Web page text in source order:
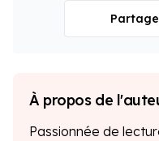
À propos de
Passionnée de